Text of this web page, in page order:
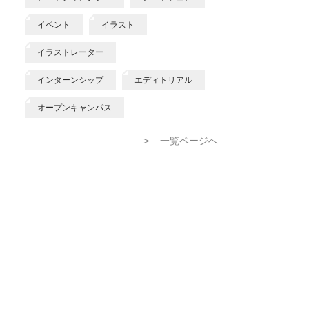
イベント イラスト
イラストレーター
インターンシップ エディトリアル
オープンキャンパス
> 一覧ページへ